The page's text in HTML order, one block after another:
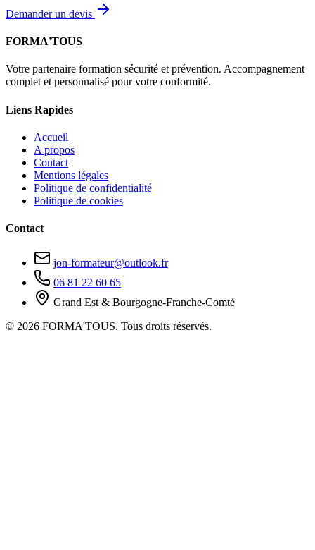
Demander un devis
FORMA'TOUS
Votre partenaire formation sécurité et prévention. Accompagnement
complet et personnalisé pour votre conformité.
Liens Rapides
Accueil
A propos
Contact
Mentions légales
Politique de confidentialité
Politique de cookies
Contact
jon-formateur@outlook.fr
06 81 22 60 65
Grand Est & Bourgogne-Franche-Comté
© 2026 FORMA'TOUS. Tous droits réservés.